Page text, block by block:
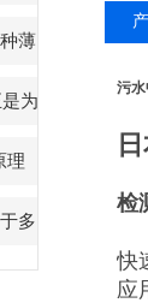
薄
为
理
多
污
检
快
应